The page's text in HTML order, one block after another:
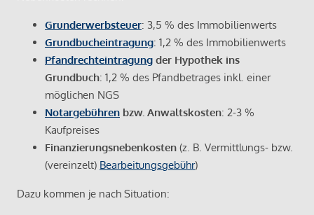
Grunderwerbsteuer: 3,5 % des Immobilienwerts
Grundbucheintragung: 1,2 % des Immobilienwerts
Pfandrechteintragung der Hypothek ins
Grundbuch: 1,2 % des Pfandbetrages inkl. einer
möglichen NGS
Notargebühren bzw. Anwaltskosten: 2-3 %
Kaufpreises
Finanzierungsnebenkosten (z. B. Vermittlungs- bzw.
(vereinzelt) Bearbeitungsgebühr)
Dazu kommen je nach Situation: